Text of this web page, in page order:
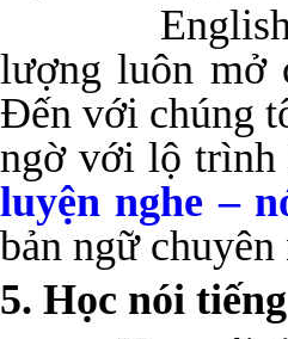
English4u
lượng luôn mở
Đến với chúng
ngờ với lộ trình
luyện nghe –
bản ngữ chuyên
5. Học nói